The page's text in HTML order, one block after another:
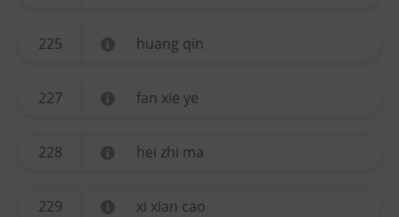
225 huang qin
227 fan xie ye
228 hei zhi ma
229 xi xian cao